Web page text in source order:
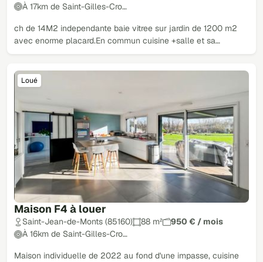
À 17km de Saint-Gilles-Cro…
ch de 14M2 independante baie vitree sur jardin de 1200 m2
avec enorme placard.En commun cuisine +salle et sa…
Maison F4 à louer
Loué
Saint-Jean-de-Monts (85160) 88 m²
950 € / mois
À 16km de Saint-Gilles-Cro…
Maison individuelle de 2022 au fond d'une impasse, cuisine